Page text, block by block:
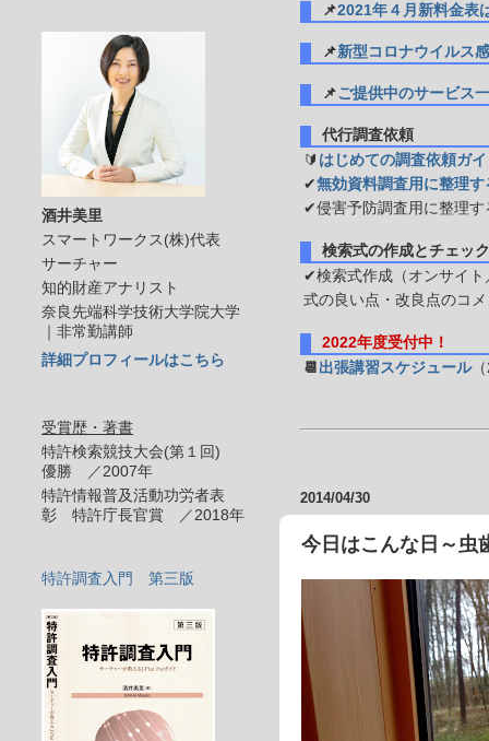
📌2021年４月新料金表
📌新型コロナウイルス
📌ご提供中のサービス
代行調査依頼
🔰 はじめての調査依頼ガ
✔無効資料調査用に整理
✔侵害予防調査用に整理す
検索式の作成とチェック
✔検索式作成（オンサイト
式の良い点・改良点のコ
2022年度受付中！
📆 出張講習スケジュール
2014/04/30
今日はこんな日～虫
酒井美里
スマートワークス(株)代表
サーチャー
知的財産アナリスト
奈良先端科学技術大学院大学
｜非常勤講師
詳細プロフィールはこちら
受賞歴・著書
特許検索競技大会(第１回)
優勝 ／2007年
特許情報普及活動功労者表
彰 特許庁長官賞 ／2018年
特許調査入門 第三版